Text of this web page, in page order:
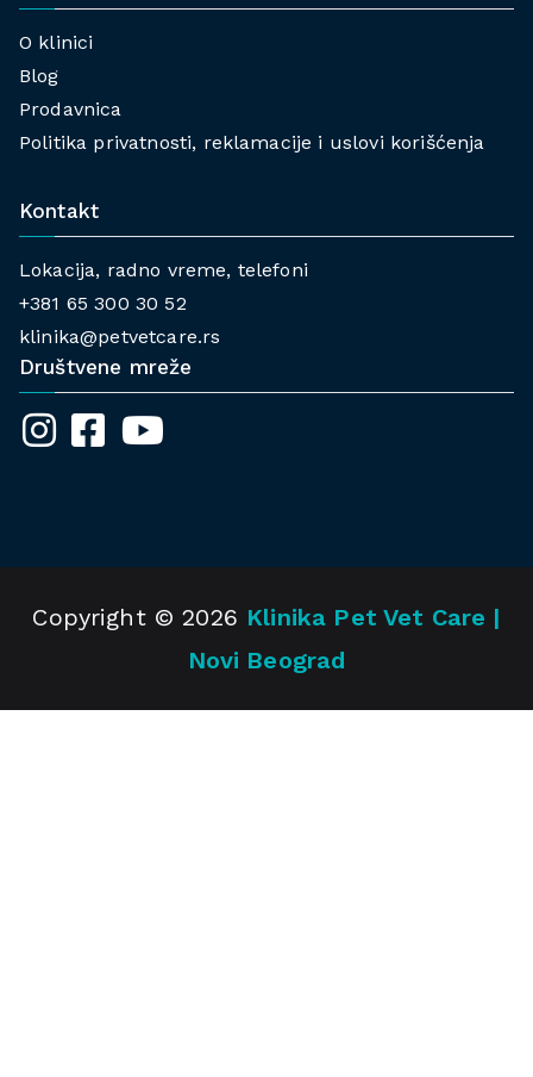
O klinici
Blog
Prodavnica
Politika privatnosti, reklamacije i uslovi korišćenja
Kontakt
Lokacija, radno vreme, telefoni
+381 65 300 30 52
klinika@petvetcare.rs
Društvene mreže
Copyright © 2026 Klinika Pet Vet Care |
Novi Beograd